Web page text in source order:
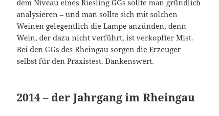
dem Niveau eines Riesling GGs sollte man gründlich
analysieren – und man sollte sich mit solchen
Weinen gelegentlich die Lampe anzünden, denn
Wein, der dazu nicht verführt, ist verkopfter Mist.
Bei den GGs des Rheingau sorgen die Erzeuger
selbst für den Praxistest. Dankenswert.
2014 – der Jahrgang im Rheingau